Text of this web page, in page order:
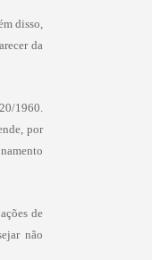
disso,
da
1960.
por
de
não